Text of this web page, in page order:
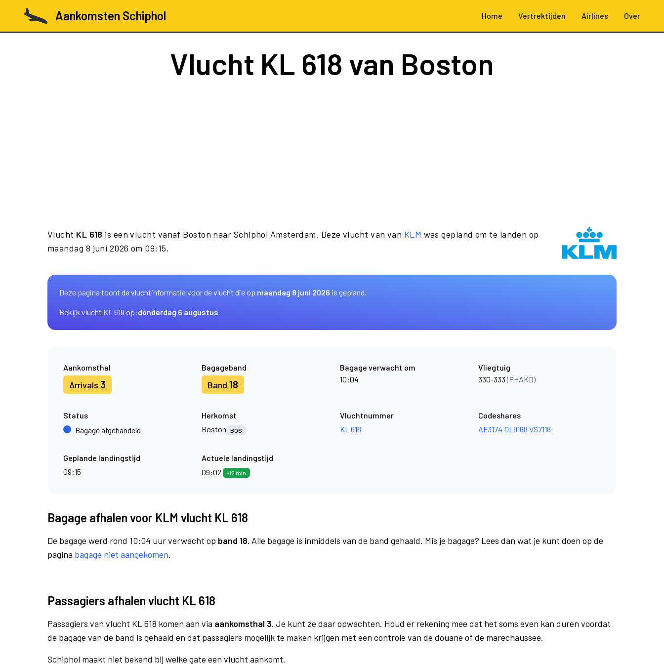
Aankomsten Schiphol Home Vertrektijden Airlines Over
Vlucht KL 618 van Boston
Vlucht KL 618 is een vlucht vanaf Boston naar Schiphol Amsterdam. Deze vlucht van van KLM was gepland om te landen op
maandag 8 juni 2026 om 09:15.
Deze pagina toont de vluchtinformatie voor de vlucht die op maandag 8 juni 2026 is gepland.
Bekijk vlucht KL 618 op:donderdag 6 augustus
Aankomsthal
Arrivals 3
Bagageband
Band 18
Bagage verwacht om
10:04
Vliegtuig
330-333(PHAKD)
Status
Bagage afgehandeld
Herkomst
Boston
BOS
Vluchtnummer
KL 618
Codeshares
AF3174 DL9168 VS7118
Geplande landingstijd
09:15
Actuele landingstijd
09:02
-12 min
Bagage afhalen voor KLM vlucht KL 618
De bagage werd rond 10:04 uur verwacht op band 18. Alle bagage is inmiddels van de band gehaald. Mis je bagage? Lees dan wat je kunt doen op de
pagina bagage niet aangekomen.
Passagiers afhalen vlucht KL 618
Passagiers van vlucht KL 618 komen aan via aankomsthal 3. Je kunt ze daar opwachten. Houd er rekening mee dat het soms even kan duren voordat
de bagage van de band is gehaald en dat passagiers mogelijk te maken krijgen met een controle van de douane of de marechaussee.
Schiphol maakt niet bekend bij welke gate een vlucht aankomt.